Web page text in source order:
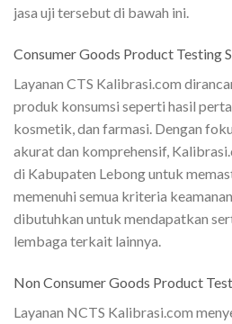
jasa uji tersebut di bawah ini.
Consumer Goods Product Testing
Layanan CTS Kalibrasi.com
produk konsumsi seperti hasil
kosmetik, dan farmasi. Dengan
akurat dan komprehensif,
di Kabupaten Lebong untuk
memenuhi semua kriteria
dibutuhkan untuk mendapatkan
lembaga terkait lainnya.
Non Consumer Goods Product
Layanan NCTS Kalibrasi.com